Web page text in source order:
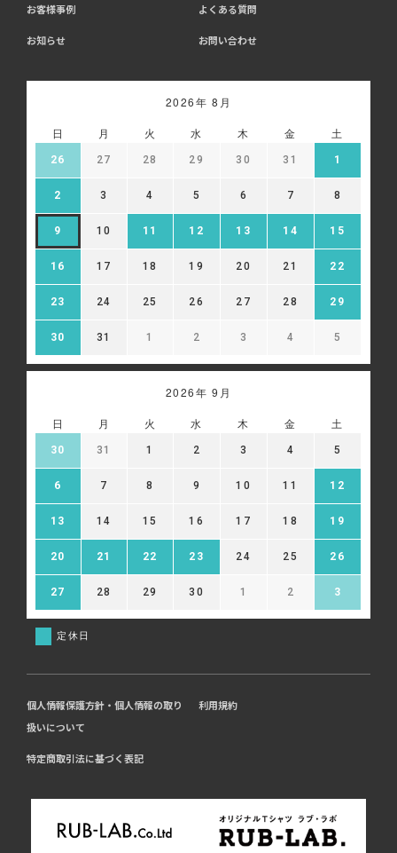
お客様事例 よくある質問
お知らせ お問い合わせ
2026年 8月
日 月 火 水 木 金 土
26 27 28 29 30 31 1
2 3 4 5 6 7 8
9 10 11 12 13 14 15
16 17 18 19 20 21 22
23 24 25 26 27 28 29
30 31 1 2 3 4 5
2026年 9月
日 月 火 水 木 金 土
30 31 1 2 3 4 5
6 7 8 9 10 11 12
13 14 15 16 17 18 19
20 21 22 23 24 25 26
27 28 29 30 1 2 3
定休日
個人情報保護方針・個人情報の取り
扱いについて
利用規約
特定商取引法に基づく表記